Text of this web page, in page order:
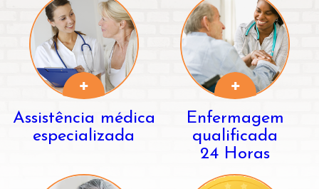
Assistência médica
especializada
Enfermagem
qualificada
24 Horas